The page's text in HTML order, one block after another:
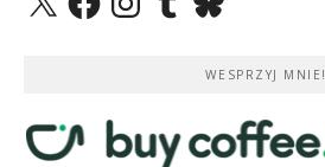
WESPRZYJ MNIE!